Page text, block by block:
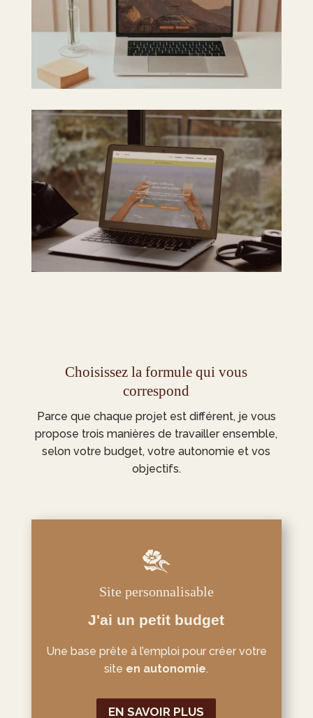
Choisissez la formule qui vous
correspond
Parce que chaque projet est différent, je vous
propose trois manières de travailler ensemble,
selon votre budget, votre autonomie et vos
objectifs.
Site personnalisable
J'ai un petit budget
Une base prête à l’emploi pour créer votre
site en autonomie.
EN SAVOIR PLUS